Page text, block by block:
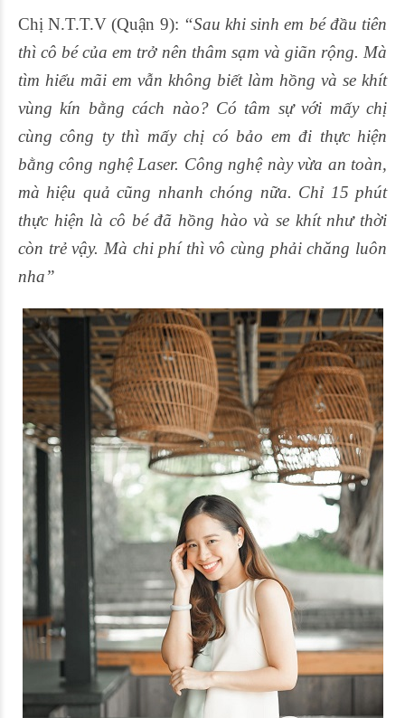
Chị N.T.T.V (Quận 9): “Sau khi sinh em bé đầu tiên
thì cô bé của em trở nên thâm sạm và giãn rộng. Mà
tìm hiểu mãi em vẫn không biết làm hồng và se khít
vùng kín bằng cách nào? Có tâm sự với mấy chị
cùng công ty thì mấy chị có bảo em đi thực hiện
bằng công nghệ Laser. Công nghệ này vừa an toàn,
mà hiệu quả cũng nhanh chóng nữa. Chỉ 15 phút
thực hiện là cô bé đã hồng hào và se khít như thời
còn trẻ vậy. Mà chi phí thì vô cùng phải chăng luôn
nha”